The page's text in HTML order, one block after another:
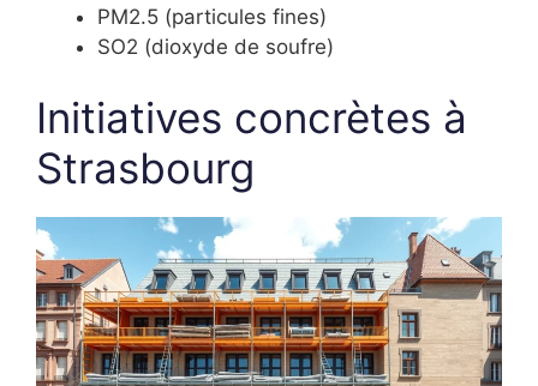
PM2.5 (particules fines)
SO2 (dioxyde de soufre)
Initiatives concrètes à
Strasbourg